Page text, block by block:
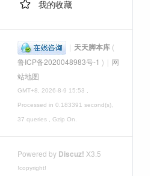
我的收藏
| 天天脚本库 (
鲁ICP备2020048983号-1 ) | 网
站地图
GMT+8, 2026-8-9 15:53 ,
Processed in 0.183391 second(s),
37 queries , Gzip On.
Powered by Discuz! X3.5
!copyright!